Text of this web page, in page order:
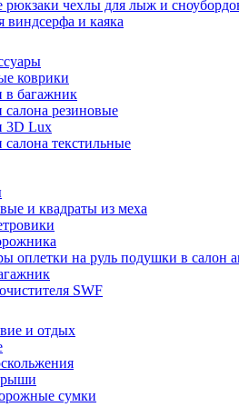
чехлы для лыж и
виндсерфа и каяка
коврики
в багажник
салона резиновые
3D Lux
текстильные
и квадраты из меха
оплетки на руль подушки в салон
SWF
и отдых
сумки